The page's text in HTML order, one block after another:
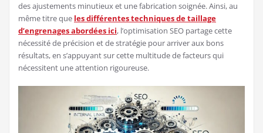
des ajustements minutieux et une fabrication soignée. Ainsi, au
même titre que les différentes techniques de taillage
d’engrenages abordées ici, l’optimisation SEO partage cette
nécessité de précision et de stratégie pour arriver aux bons
résultats, en s’appuyant sur cette multitude de facteurs qui
nécessitent une attention rigoureuse.